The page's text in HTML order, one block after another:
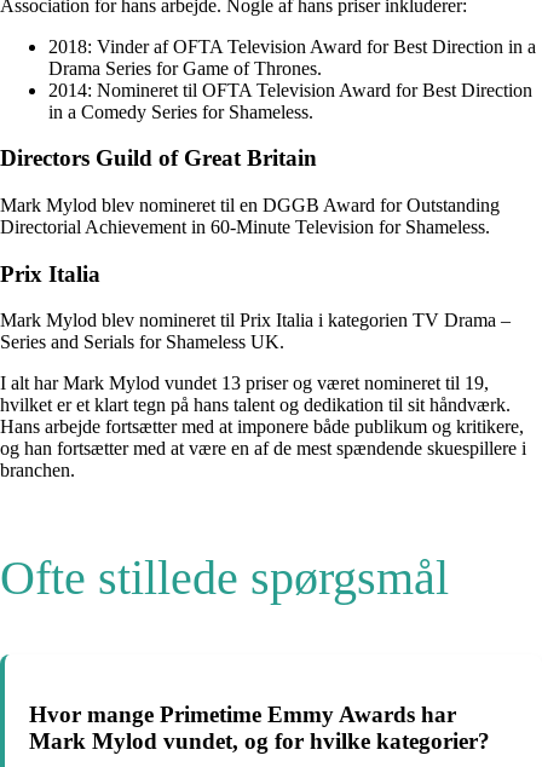
Association for hans arbejde. Nogle af hans priser inkluderer:
2018: Vinder af OFTA Television Award for Best Direction in a
Drama Series for Game of Thrones.
2014: Nomineret til OFTA Television Award for Best Direction
in a Comedy Series for Shameless.
Directors Guild of Great Britain
Mark Mylod blev nomineret til en DGGB Award for Outstanding
Directorial Achievement in 60-Minute Television for Shameless.
Prix Italia
Mark Mylod blev nomineret til Prix Italia i kategorien TV Drama –
Series and Serials for Shameless UK.
I alt har Mark Mylod vundet 13 priser og været nomineret til 19,
hvilket er et klart tegn på hans talent og dedikation til sit håndværk.
Hans arbejde fortsætter med at imponere både publikum og kritikere,
og han fortsætter med at være en af de mest spændende skuespillere i
branchen.
Ofte stillede spørgsmål
Hvor mange Primetime Emmy Awards har
Mark Mylod vundet, og for hvilke kategorier?